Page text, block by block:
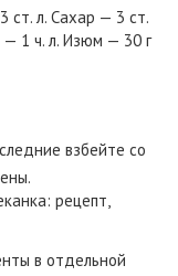
ст. л. Сахар — 3 ст.
— 1 ч. л. Изюм — 30 г
взбейте со
в отдельной